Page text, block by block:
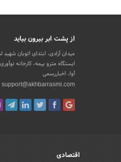
از پشت ابر بیرون بیاید
میدان آزادی، ابتدای اتوبان
ایستگاه مترو بیمه، کارخانه
آوا، اخباررسمی
support@akhbarrasmi.com
اقتصادی